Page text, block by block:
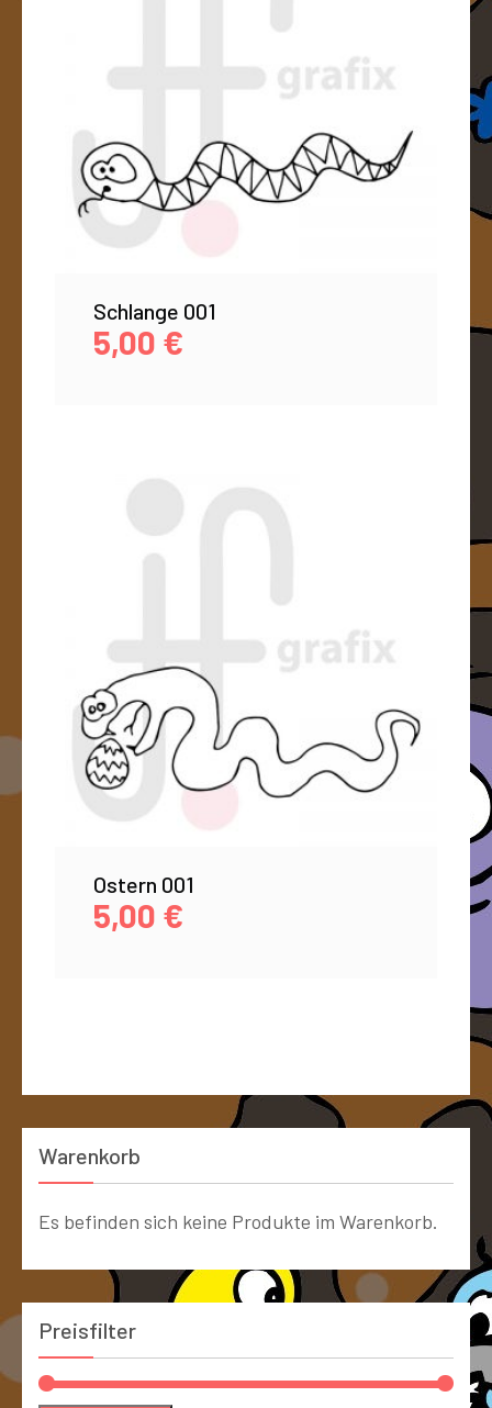
Schlange 001
5,00 €
Ostern 001
5,00 €
Warenkorb
Es befinden sich keine Produkte im Warenkorb.
Preisfilter